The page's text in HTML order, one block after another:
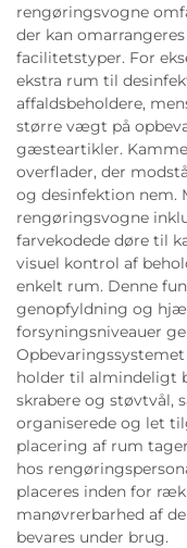
rengøringsvogne
der kan
facilitetstyper. For
ekstra rum til
affaldsbeholdere,
større vægt på
gæsteartikler.
overflader, der
og desinfektion nem.
rengøringsvogne
farvekodede døre til
visuel kontrol af
enkelt rum. Denne
genopfyldning og
forsyningsniveauer
holder til almindeligt
skrabere og støvtvål,
organiserede og let
placering af rum
hos
placeres inden for
manøvrerbarhed af
bevares under brug.